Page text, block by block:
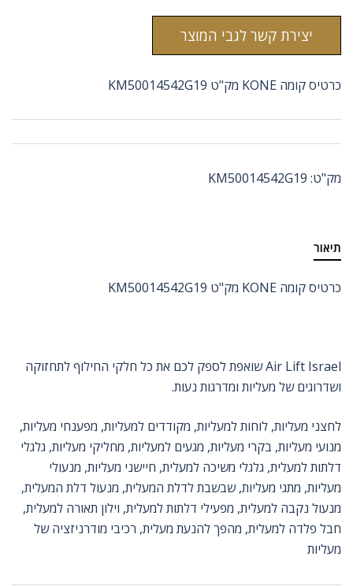
יצירת קשר לגבי המוצר
כרטיס קומה KONE מק"ט KM50014542G19
מק"ט: KM50014542G19
תיאור
כרטיס קומה KONE מק"ט KM50014542G19
Air Lift Israel שואפת לספק לכם את כל חלקי החילוף לתחזוקה
ושדרוגים של מעליות ומדרגות נעות.
לחצני מעליות, לוחות למעליות, מקודדים למעליות, מפענחי מעליות,
מנועי מעליות, בקרי מעליות, מגעים למעליות, מחליקי מעליות, גלגלי
דלתות למעלית, גלגלי משיכה למעלית, חיישני מעליות, מנעולי
מעליות, מתגי מעליות, שבשבת לדלת המעלית, מנעול דלת המעלית,
מנעול נקבה למעלית, מפעילי דלתות למעלית, וילון תאורה למעלית,
חבל פלדה למעלית, מהפך להנעת מעלית, רכיבי מודרניזציה של
מעליות